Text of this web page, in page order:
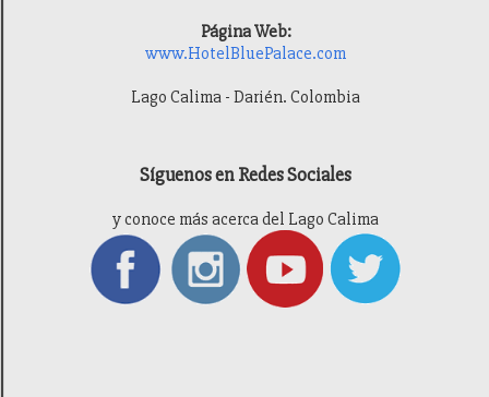
Página Web:
www.HotelBluePalace.com
Lago Calima - Darién. Colombia
Síguenos en Redes Sociales
y conoce más acerca del Lago Calima